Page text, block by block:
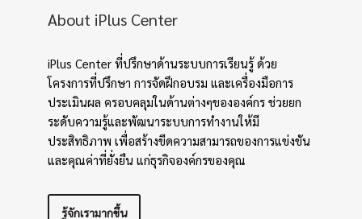
About iPlus Center
iPlus Center ที่ปรึกษาด้านระบบการเรียนรู้ ด้วย
โครงการที่ปรึกษา การจัดฝึกอบรม และเครื่องมือการ
ประเมินผล ครอบคลุมในด้านต่างๆขององค์กร ช่วยยก
ระดับความรู้และพัฒนาระบบการทำงานให้มี
ประสิทธิภาพ เพื่อสร้างขีดความสามารถของการแข่งขัน
และคุณค่าที่ยั่งยืน แก่ธุรกิจองค์กรของคุณ
รู้จักเรามากขึ้น